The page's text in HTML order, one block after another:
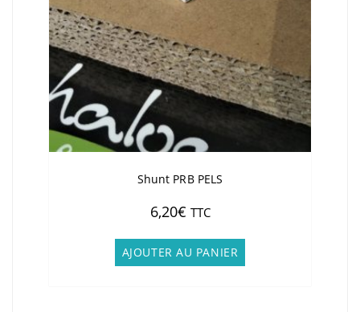
Shunt PRB PELS
6,20€ TTC
AJOUTER AU PANIER